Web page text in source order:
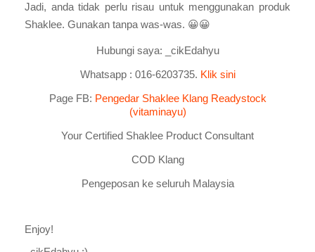
Jadi, anda tidak perlu risau untuk menggunakan produk
Shaklee. Gunakan tanpa was-was. 😀😀
Hubungi saya: _cikEdahyu
Whatsapp : 016-6203735. Klik sini
Page FB: Pengedar Shaklee Klang Readystock
(vitaminayu)
Your Certified Shaklee Product Consultant
COD Klang
Pengeposan ke seluruh Malaysia
Enjoy!